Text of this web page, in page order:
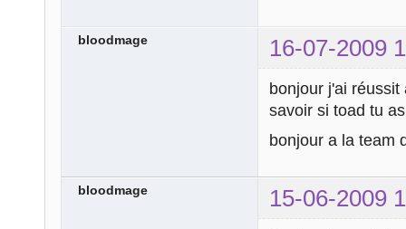
bloodmage 16-07-2009
bonjour j'ai
savoir si toad tu
bonjour a la team
bloodmage 15-06-2009